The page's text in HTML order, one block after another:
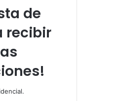
de
recibir